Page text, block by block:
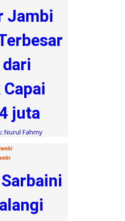
Jambi
juta
Nurul Fahmy